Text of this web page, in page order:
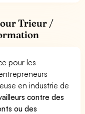
Trieur /
pour les
en industrie de
contre des
ou des